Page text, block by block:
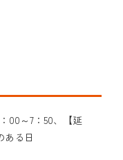
00～7：50、【延
る日